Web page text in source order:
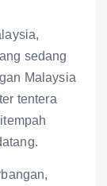
sedang
Malaysia
tentera